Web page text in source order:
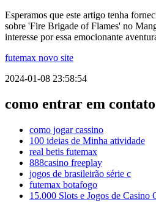
Esperamos que este artigo tenha
sobre 'Fire Brigade of Flames' no
interesse por essa emocionante
futemax novo site
2024-01-08 23:58:54
como entrar em
como jogar cassino
100 ideias de Minha atividade
real betis futemax
888casino freeplay
jogos de brasileirão série c
futemax botafogo
15.000 Slots e Jogos de Casino